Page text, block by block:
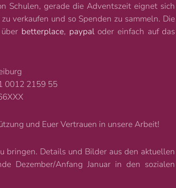
Schulen, gerade die Adventszeit eignet sich
verkaufen und so Spenden zu sammeln. Die
betterplace, paypaloder einfach auf das
0012 2159 55
und Euer Vertrauen in unsere Arbeit!
bringen. Details und Bilder aus den aktuellen
Dezember/Anfang Januar in den sozialen